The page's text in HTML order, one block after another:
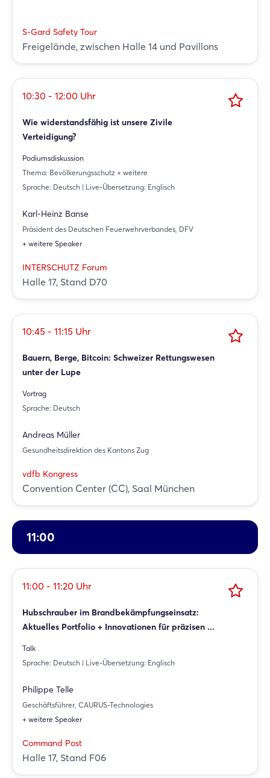
S-Gard Safety Tour
Freigelände, zwischen Halle 14 und Pavillons
10:30 - 12:00 Uhr
Wie widerstandsfähig ist unsere Zivile
Verteidigung?
Podiumsdiskussion
Thema: Bevölkerungsschutz + weitere
Sprache: Deutsch | Live-Übersetzung: Englisch
Karl-Heinz Banse
Präsident des Deutschen Feuerwehrverbandes, DFV
+ weitere Speaker
INTERSCHUTZ Forum
Halle 17, Stand D70
10:45 - 11:15 Uhr
Bauern, Berge, Bitcoin: Schweizer Rettungswesen
unter der Lupe
Vortrag
Sprache: Deutsch
Andreas Müller
Gesundheitsdirektion des Kantons Zug
vdfb Kongress
Convention Center (CC), Saal München
11:00
11:00 - 11:20 Uhr
Hubschrauber im Brandbekämpfungseinsatz:
Aktuelles Portfolio + Innovationen für präzisen ...
Talk
Sprache: Deutsch | Live-Übersetzung: Englisch
Philippe Telle
Geschäftsführer, CAURUS-Technologies
+ weitere Speaker
Command Post
Halle 17, Stand F06